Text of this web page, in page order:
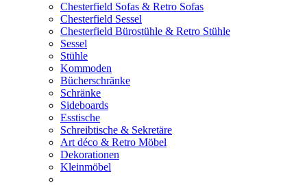
Chesterfield Sofas & Retro Sofas
Chesterfield Sessel
Chesterfield Bürostühle & Retro Stühle
Sessel
Stühle
Kommoden
Bücherschränke
Schränke
Sideboards
Esstische
Schreibtische & Sekretäre
Art déco & Retro Möbel
Dekorationen
Kleinmöbel